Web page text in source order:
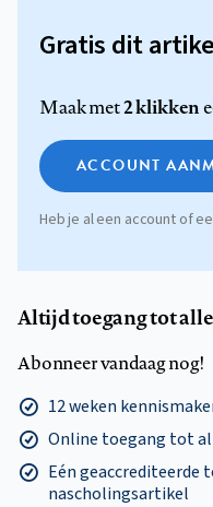
Gratis dit
Maak met2 klikken
ACCOUNT
Heb je al een account of
Altijd toegang tot
Abonneer vandaag nog!
12 weken
Online toegang tot
Eén geaccrediteerde
nascholingsartikel